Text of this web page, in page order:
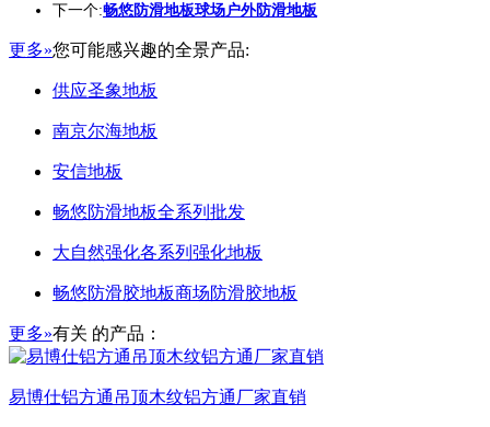
下一个:畅悠防滑地板球场户外防滑地板
更多»您可能感兴趣的全景产品:
供应圣象地板
南京尔海地板
安信地板
畅悠防滑地板全系列批发
大自然强化各系列强化地板
畅悠防滑胶地板商场防滑胶地板
更多»有关 的产品：
易博仕铝方通吊顶木纹铝方通厂家直销